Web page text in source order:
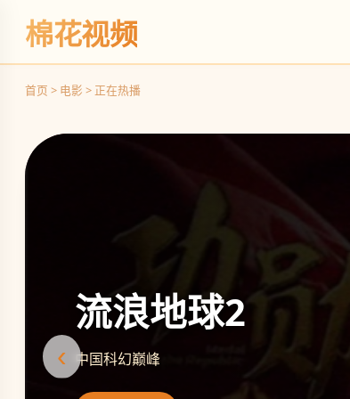
棉花视频
首页 > 电影 > 正在热播
流浪地球2
中国科幻巅峰
‹